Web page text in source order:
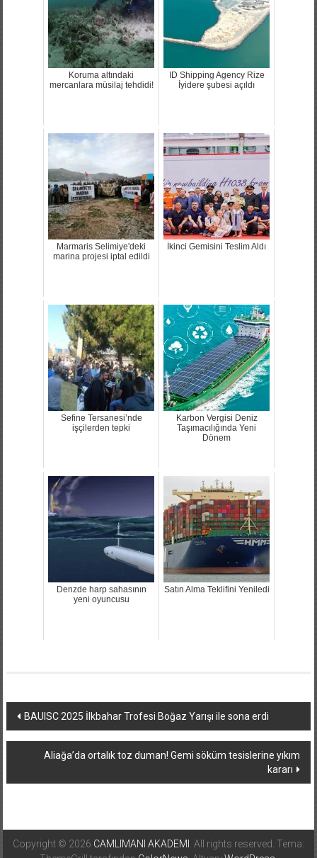
Koruma altındaki
mercanlara müsilaj tehdidi!
ID Shipping Agency Rize
İyidere şubesi açıldı
Marmaris Selimiye'deki
marina projesi iptal edildi
İkinci Gemisini Teslim Aldı
Sefine Tersanesi’nde
işçilerden tepki
Karbon Vergisi Deniz
Taşımacılığında Yeni
Dönem
Denzde harp sahasının
yeni oyuncusu
Satın Alma Teklifini Yeniledi
Yazı
dolaşımı
BAUISC 2025 İlkbahar Trofesi Boğaz Yarışı ile sona erdi
Aliağa’da ortalık toz duman! Gemi söküm tesislerine yıkım
kararı
Copyright © 2026 CAMLIMANI AKADEMI
. All rights reserved. Tema: